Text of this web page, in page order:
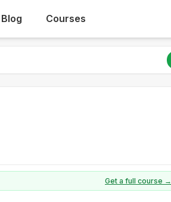
Blog Courses
Get a full course →